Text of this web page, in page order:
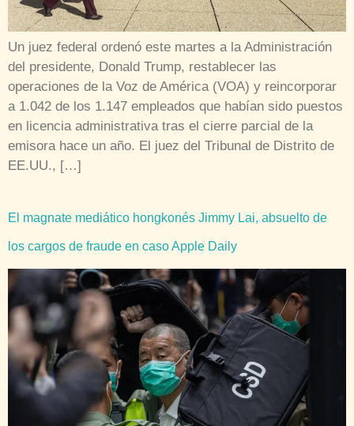
Un juez federal ordenó este martes a la Administración
del presidente, Donald Trump, restablecer las
operaciones de la Voz de América (VOA) y reincorporar
a 1.042 de los 1.147 empleados que habían sido puestos
en licencia administrativa tras el cierre parcial de la
emisora hace un año. El juez del Tribunal de Distrito de
EE.UU., […]
El magnate mediático hongkonés Jimmy Lai, absuelto de
los cargos de fraude en caso Apple Daily